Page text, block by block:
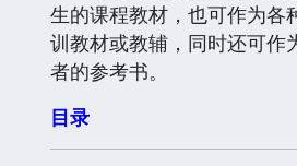
生的课程教材，也可作为各
训教材或教辅，同时还可作
者的参考书。
目录